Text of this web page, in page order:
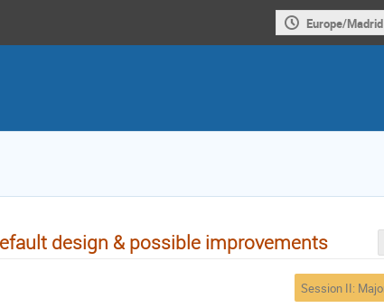
Europe/Madrid
design & possible improvements